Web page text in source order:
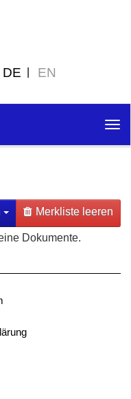
DE EN
Merkliste leeren
Dokumente.